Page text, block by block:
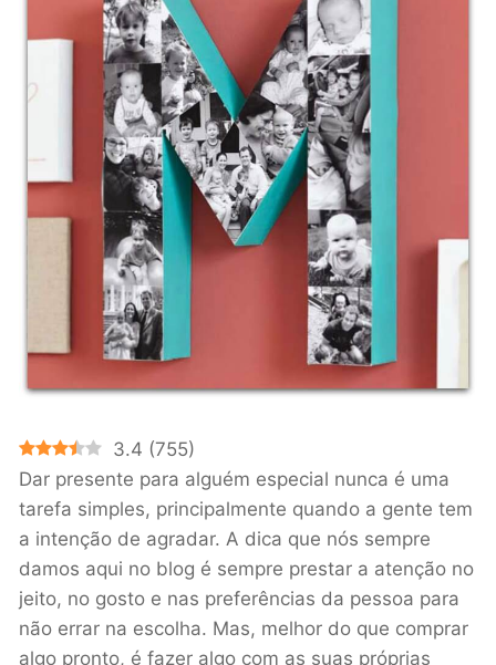
3.4 (755)
Dar presente para alguém especial nunca é uma
tarefa simples, principalmente quando a gente tem
a intenção de agradar. A dica que nós sempre
damos aqui no blog é sempre prestar a atenção no
jeito, no gosto e nas preferências da pessoa para
não errar na escolha. Mas, melhor do que comprar
algo pronto, é fazer algo com as suas próprias